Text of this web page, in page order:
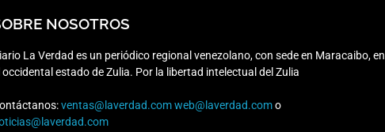
NOSOTROS
La Verdad es un periódico regional venezolano, con sede en Maracaibo, en
occidental estado de Zulia. Por la libertad intelectual del Zulia
ventas@laverdad.comweb@laverdad.como